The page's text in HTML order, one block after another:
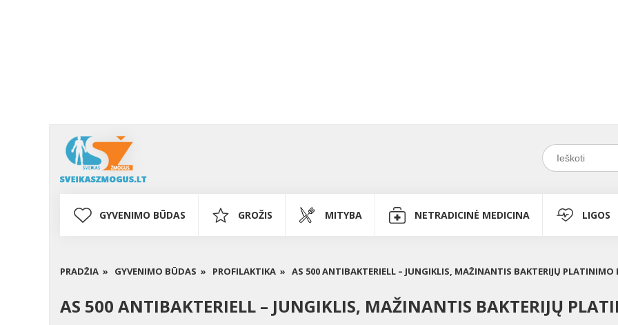
GYVENIMO BŪDAS GROŽIS MITYBA NETRADICINĖ MEDICINA LIGOS
PRADŽIA » GYVENIMO BŪDAS » PROFILAKTIKA » AS 500 ANTIBAKTERIELL – JUNGIKLIS, MAŽINANTIS BAKTERIJŲ PLATINIMO
AS 500 ANTIBAKTERIELL – JUNGIKLIS, MAŽINANTIS BAKTERIJŲ